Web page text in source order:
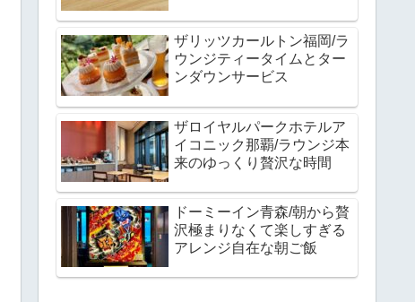
ザリッツカールトン福岡/ラ
ウンジティータイムとター
ンダウンサービス
ザロイヤルパークホテルア
イコニック那覇/ラウンジ本
来のゆっくり贅沢な時間
ドーミーイン青森/朝から贅
沢極まりなくて楽しすぎる
アレンジ自在な朝ご飯